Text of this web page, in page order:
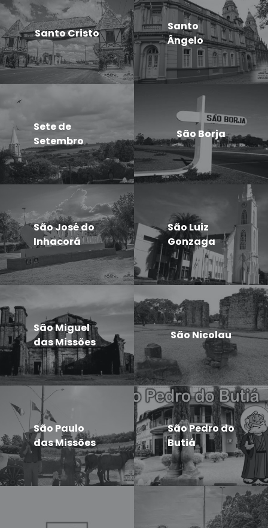
Santo Cristo
Santo
Ângelo
Sete de
Setembro
São Borja
São José do
Inhacorá
São Luiz
Gonzaga
São Miguel
das Missões
São Nicolau
São Paulo
das Missões
São Pedro do
Butiá